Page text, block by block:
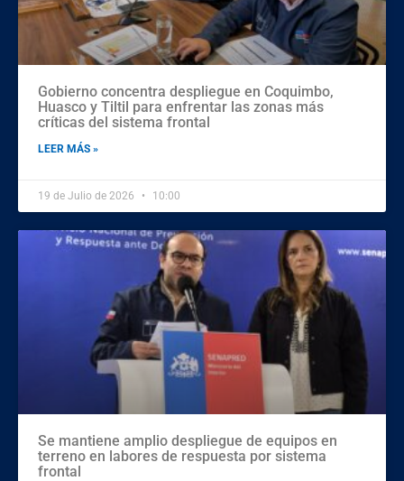
Gobierno concentra despliegue en Coquimbo,
Huasco y Tiltil para enfrentar las zonas más
críticas del sistema frontal
LEER MÁS »
19 de Julio de 2026 10:00
Se mantiene amplio despliegue de equipos en
terreno en labores de respuesta por sistema
frontal